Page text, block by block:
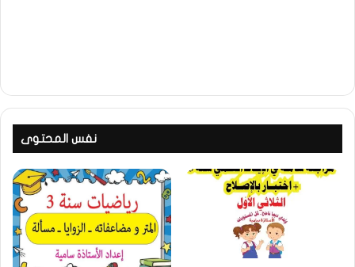
نفس المحتوى